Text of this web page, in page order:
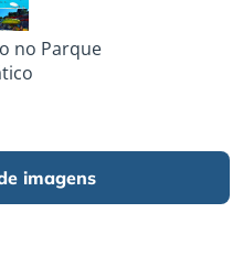
no Parque
imagens